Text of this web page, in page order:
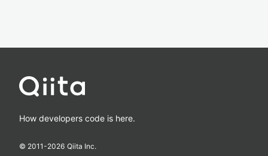
How developers code is here.
© 2011-2026 Qiita Inc.